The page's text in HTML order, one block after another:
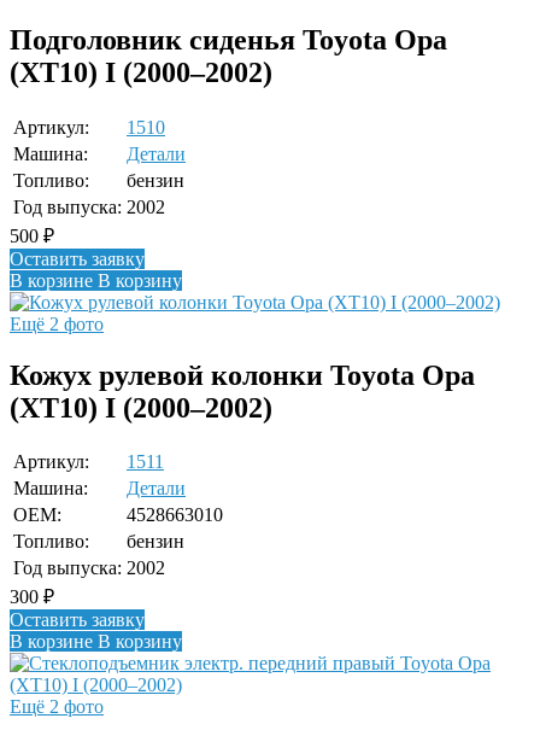
Подголовник сиденья Toyota Opa
(XT10) I (2000–2002)
Артикул:
1510
Машина:
Детали
Топливо:
бензин
Год выпуска: 2002
500 ₽
Оставить заявку
В корзине В корзину
Ещё 2 фото
Кожух рулевой колонки Toyota Opa
(XT10) I (2000–2002)
Артикул:
1511
Машина:
Детали
OEM:
4528663010
Топливо:
бензин
Год выпуска: 2002
300 ₽
Оставить заявку
В корзине В корзину
Ещё 2 фото